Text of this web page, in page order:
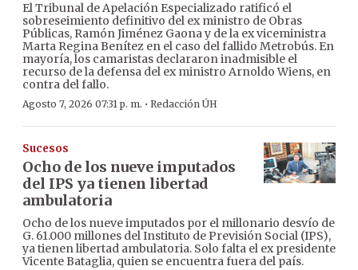
El Tribunal de Apelación Especializado ratificó el
sobreseimiento definitivo del ex ministro de Obras
Públicas, Ramón Jiménez Gaona y de la ex viceministra
Marta Regina Benítez en el caso del fallido Metrobús. En
mayoría, los camaristas declararon inadmisible el
recurso de la defensa del ex ministro Arnoldo Wiens, en
contra del fallo.
Agosto 7, 2026 07:31 p. m. · Redacción ÚH
Sucesos
Ocho de los nueve imputados
del IPS ya tienen libertad
ambulatoria
Ocho de los nueve imputados por el millonario desvío de
G. 61.000 millones del Instituto de Previsión Social (IPS),
ya tienen libertad ambulatoria. Solo falta el ex presidente
Vicente Bataglia, quien se encuentra fuera del país.